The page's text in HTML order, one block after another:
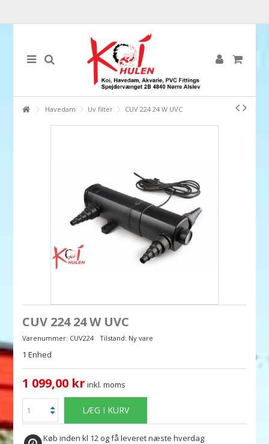
Havedam Uv filter CUV 224 24 W UVC
CUV 224 24 W UVC
Varenummer: CUV224 Tilstand: Ny vare
1 Enhed
1 099,00 kr inkl. moms
LÆG I KURV
Køb inden kl 12 og få leveret næste hverdag